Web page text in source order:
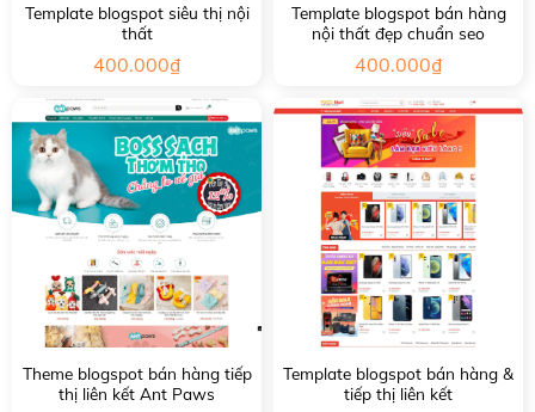
Template blogspot siêu thị nội
thất
400.000₫
Template blogspot bán hàng
nội thất đẹp chuẩn seo
400.000₫
Theme blogspot bán hàng tiếp
thị liên kết Ant Paws
Template blogspot bán hàng &
tiếp thị liên kết